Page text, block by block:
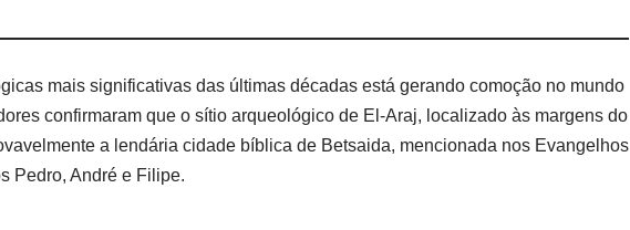
mais significativas das últimas décadas está gerando comoção no mundo
confirmaram que o sítio arqueológico de El-Araj, localizado às margens do
a lendária cidade bíblica de Betsaida, mencionada nos Evangelhos
Pedro, André e Filipe.